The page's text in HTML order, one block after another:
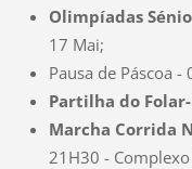
Olimpíadas
17 Mai;
Pausa de Páscoa -
Partilha do Folar-
Marcha Corrida
21H30 -